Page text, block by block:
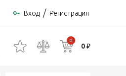
Вход / Регистрация
0
0 ₽